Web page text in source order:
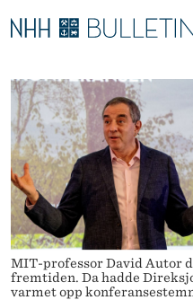
V
Å
R
K
O
N
F
E
R
O
V
E
D
M
E
N
Y
Ø
K
E
T
T
S
T
E
D
E
T
Stipendiater og nye
Disputaser
Ekspertutvalg
Om Bulletin
MIT-professor David Autor
fremtiden. Da hadde
varmet opp